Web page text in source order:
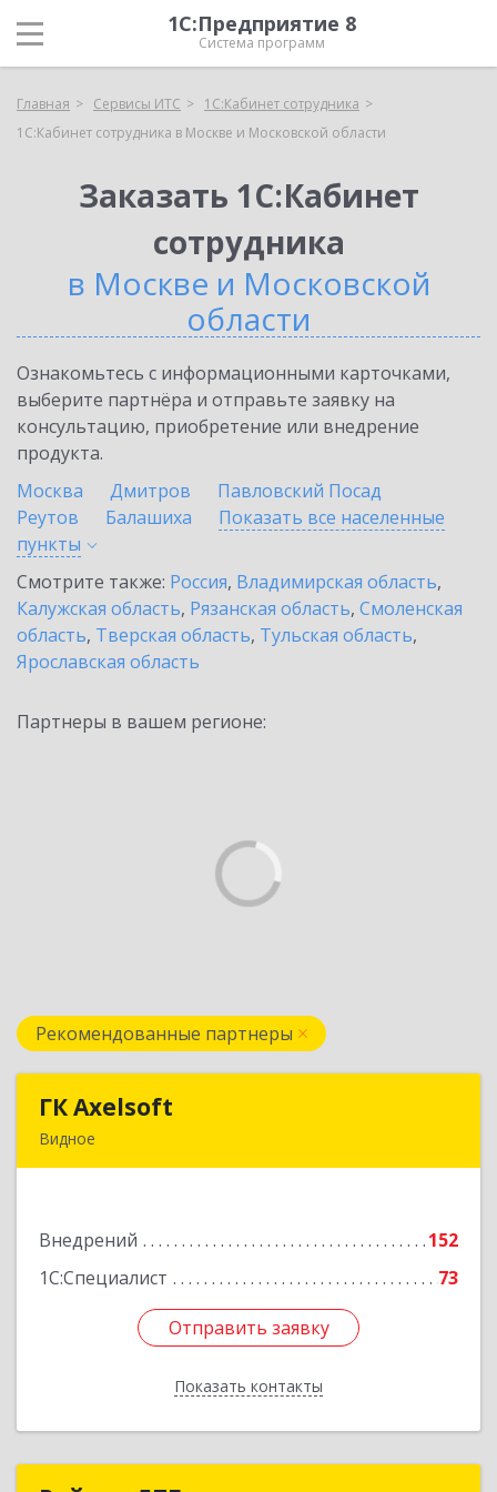
1С:Предприятие 8
Система программ
Главная Сервисы ИТС
1С:Кабинет сотрудника
1С:Кабинет сотрудника в Москве и Московской области
Заказать 1С:Кабинет
сотрудника
в Москве и Московской
области
Ознакомьтесь с информационными карточками,
выберите партнёра и отправьте заявку на
консультацию, приобретение или внедрение
продукта.
Москва
Дмитров
Павловский Посад
Реутов
Балашиха
Показать все населенные
пункты
Смотрите также: Россия, Владимирская область,
Калужская область, Рязанская область, Смоленская
область, Тверская область, Тульская область,
Ярославская область
Партнеры в вашем регионе:
Рекомендованные партнеры
ГК Axelsoft
Видное
Внедрений
152
1С:Специалист
73
Отправить заявку
Показать контакты
Подробнее
Отправить заявку
Назад